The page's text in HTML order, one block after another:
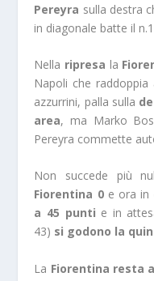
Pereyra sulla destra
in diagonale batte il
Nella ripresa la
Napoli che
azzurrini, palla sulla
area, ma Marko
Pereyra commette
Non succede più
Fiorentina 0e ora in
a 45 punti e in
43) si godono la
La Fiorentina resta